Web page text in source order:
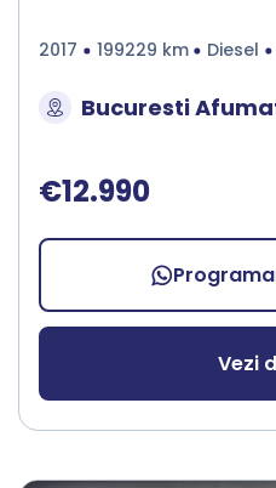
2017 199229 km Diesel
Bucuresti
€12.990
Vezi